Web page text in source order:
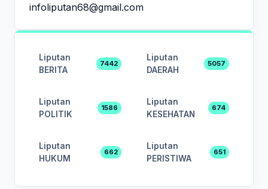
infoliputan68@gmail.com
Liputan
BERITA
7442
Liputan
DAERAH
5057
Liputan
POLITIK
1586
Liputan
KESEHATAN
674
Liputan
HUKUM
662
Liputan
PERISTIWA
651